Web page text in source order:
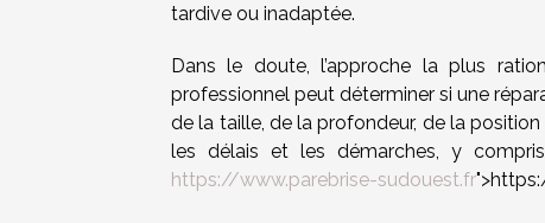
tardive ou inadaptée.
Dans le doute, l’approche la plus
professionnel peut déterminer si une
de la taille, de la profondeur, de la
les délais et les démarches, y
https://www.parebrise-sudouest.fr